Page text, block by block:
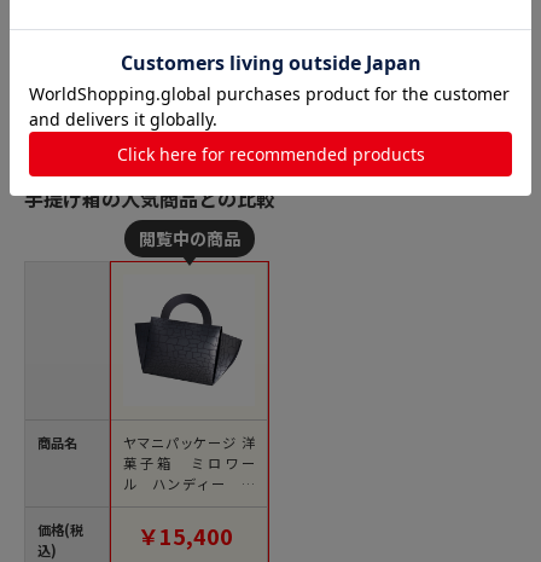
手提げ箱の人気商品との比較
商品名
価格(税
込)
ヤマニパッケージ 洋
菓子箱 ミロワー
ル ハンディー ク
ロコ ブラック 20-224
6 100枚/包（ご注文単
位1包）【直送品】
￥15,400